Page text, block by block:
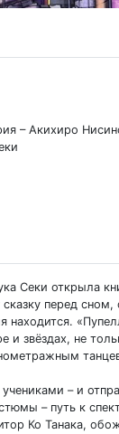
– Акихиро
Секи открыла
перед сном,
находится.
звёздах, не
– и
– путь к
Ко Танака,